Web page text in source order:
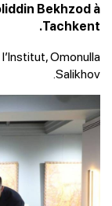
Bekhzod à
Tachkent.
Omonulla
Salikhov.